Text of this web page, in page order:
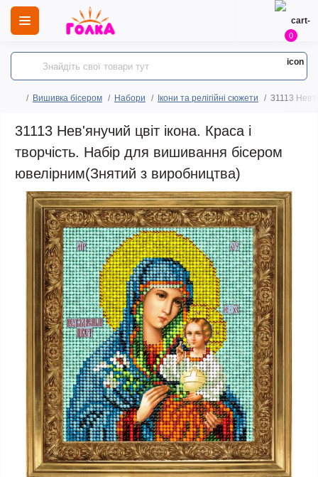
0
Вишивка бісером Набори Ікони та релігійні сюжети 31113
31113 Нев'янучий цвіт ікона. Краса і
творчість. Набір для вишивання бісером
ювелірним(Знятий з виробництва)